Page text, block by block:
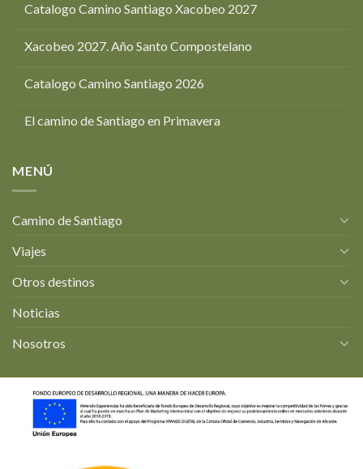
Catalogo Camino Santiago Xacobeo 2027
Xacobeo 2027. Año Santo Compostelano
Catalogo Camino Santiago 2026
El camino de Santiago en Primavera
MENÚ
Camino de Santiago
Viajes
Otros destinos
Noticias
Nosotros